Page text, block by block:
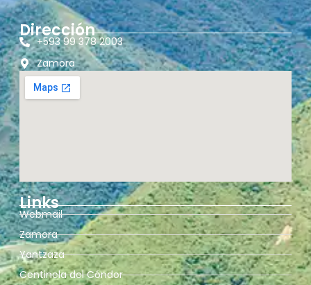
Dirección
+593 99 378 2003
Zamora
Links
Webmail
Zamora
Yantzaza
Centinela del Cóndor